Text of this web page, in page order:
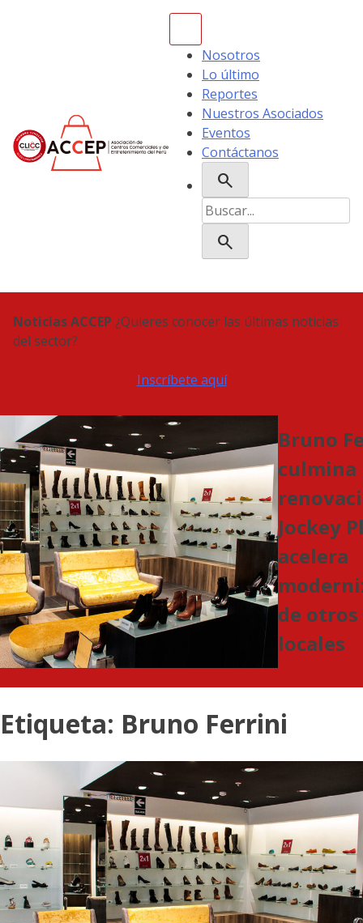
Nosotros
Lo último
Reportes
Nuestros Asociados
Eventos
Contáctanos
search
Buscar:
search
Noticias ACCEP ¿Quieres conocer las últimas noticias
del sector?
Inscríbete aquí
Bruno
culmina
Jockey
acelera
de otros
locales
Etiqueta: Bruno Ferrini